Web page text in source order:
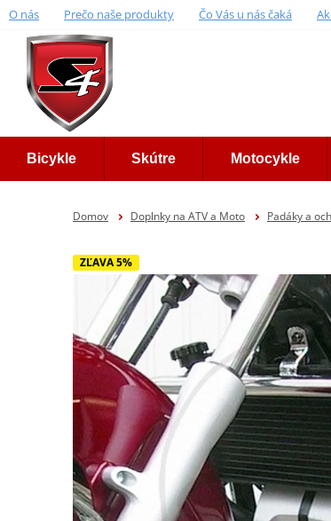
O nás Prečo naše produkty Čo Vás u nás čaká
Bicykle Skútre Motocykle
Domov Doplnky na ATV a Moto Padáky a
ZĽAVA 5%